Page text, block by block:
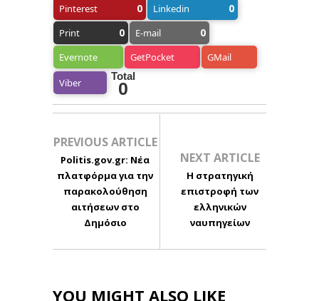
Pinterest
0 Linkedin 0
Print 0 E-mail 0
Evernote GetPocket GMail
Viber
Total
0
PREVIOUS ARTICLE
Politis.gov.gr: Νέα
πλατφόρμα για την
παρακολούθηση
αιτήσεων στο
Δημόσιο
NEXT ARTICLE
Η στρατηγική
επιστροφή των
ελληνικών
ναυπηγείων
YOU MIGHT ALSO LIKE